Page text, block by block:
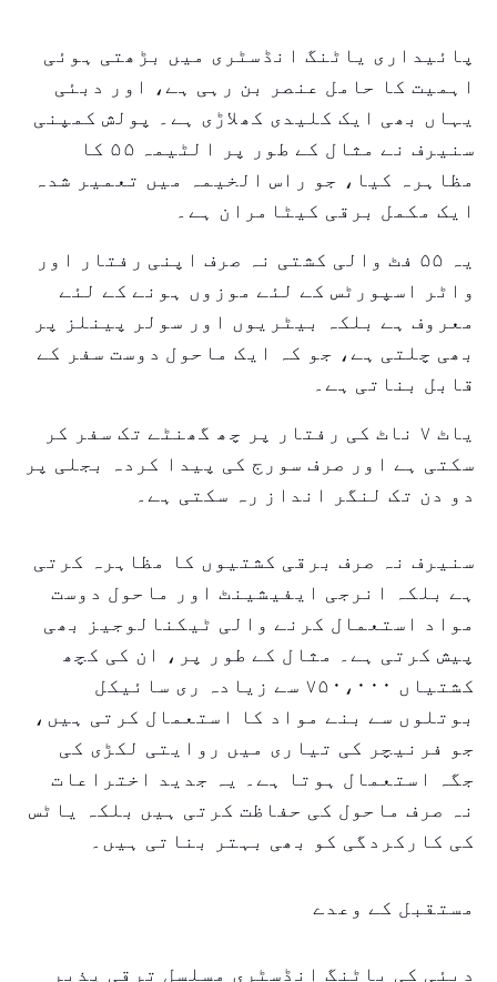
پائیداری یاٹنگ انڈسٹری میں بڑھتی ہوئی
اہمیت کا حامل عنصر بن رہی ہے، اور دبئی
یہاں بھی ایک کلیدی کھلاڑی ہے۔ پولش کمپنی
سنیرف نے مثال کے طور پر الٹیمہ ۵۵ کا
مظاہرہ کیا، جو راس الخیمہ میں تعمیر شدہ
ایک مکمل برقی کیٹامران ہے۔
یہ ۵۵ فٹ والی کشتی نہ صرف اپنی رفتار اور
واٹر اسپورٹس کے لئے موزوں ہونے کے لئے
معروف ہے بلکہ بیٹریوں اور سولر پینلز پر
بھی چلتی ہے، جو کہ ایک ماحول دوست سفر کے
قابل بناتی ہے۔
یاٹ ۷ ناٹ کی رفتار پر چھ گھنٹے تک سفر کر
سکتی ہے اور صرف سورج کی پیدا کردہ بجلی پر
دو دن تک لنگر انداز رہ سکتی ہے۔
سنیرف نہ صرف برقی کشتیوں کا مظاہرہ کرتی
ہے بلکہ انرجی ایفیشینٹ اور ماحول دوست
مواد استعمال کرنے والی ٹیکنالوجیز بھی
پیش کرتی ہے۔ مثال کے طور پر، ان کی کچھ
کشتیاں ۷۵۰،۰۰۰ سے زیادہ ری سائیکل
بوتلوں سے بنے مواد کا استعمال کرتی ہیں،
جو فرنیچر کی تیاری میں روایتی لکڑی کی
جگہ استعمال ہوتا ہے۔ یہ جدید اختراعات
نہ صرف ماحول کی حفاظت کرتی ہیں بلکہ یاٹس
کی کارکردگی کو بھی بہتر بناتی ہیں۔
مستقبل کے وعدے
دبئی کی یاٹنگ انڈسٹری مسلسل ترقی پذیر